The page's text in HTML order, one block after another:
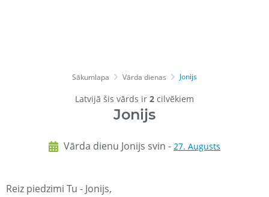
Sākumlapa Vārda dienas Jonijs
Latvijā šis vārds ir 2 cilvēkiem
Jonijs
Vārda dienu Jonijs svin - 27. Augusts
Reiz piedzimi Tu - Jonijs,